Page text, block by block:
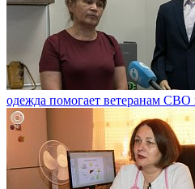
одежда помогает ветеранам СВО